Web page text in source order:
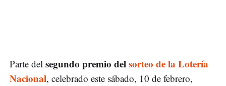
Parte del segundo premio delsorteo de la Lotería
Nacional, celebrado este sábado, 10 de febrero,